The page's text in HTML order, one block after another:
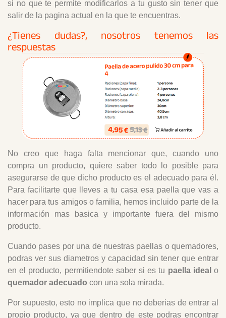
si no que te permite modificarlos a tu gusto sin tener que
salir de la pagina actual en la que te encuentras.
¿Tienes dudas?, nosotros tenemos las
respuestas
No creo que haga falta mencionar que, cuando uno
compra un producto, quiere saber todo lo posible para
asegurarse de que dicho producto es el adecuado para él.
Para facilitarte que lleves a tu casa esa paella que vas a
hacer para tus amigos o familia, hemos incluido parte de la
información mas basica y importante fuera del mismo
producto.
Cuando pases por una de nuestras paellas o quemadores,
podras ver sus diametros y capacidad sin tener que entrar
en el producto, permitiendote saber si es tu paella idealo
quemador adecuado con una sola mirada.
Por supuesto, esto no implica que no deberias de entrar al
propio producto, ya que dentro de este podras encontrar